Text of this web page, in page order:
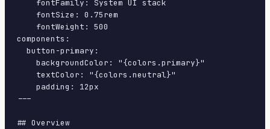
    fontFamily: System UI stack
    fontSize: 0.75rem
    fontWeight: 500
components:
  button-primary:
    backgroundColor: "{colors.primary}"
    textColor: "{colors.neutral}"
    padding: 12px
---
## Overview